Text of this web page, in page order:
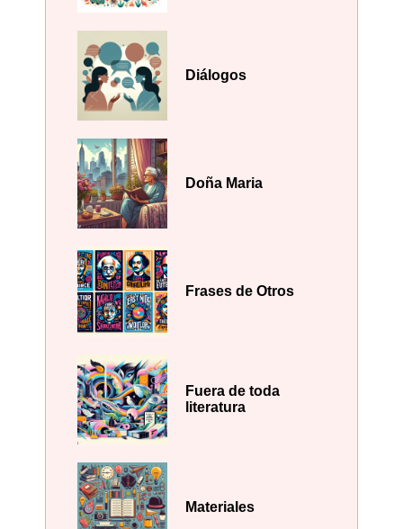
Diálogos
Doña Maria
Frases de Otros
Fuera de toda
literatura
Materiales